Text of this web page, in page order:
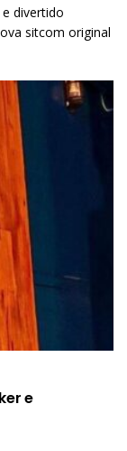
divertido
sitcom original
e